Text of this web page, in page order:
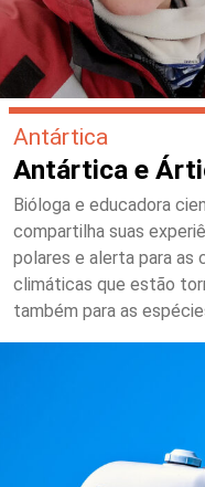
Antártica
Antártica e
Bióloga e educadora
compartilha suas
polares e alerta para as
climáticas que estão
também para as